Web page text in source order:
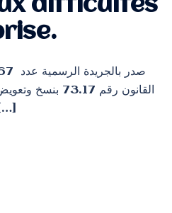
difficultés
القانون رقم
رقم 15.95 المتعلق بمدونة […]